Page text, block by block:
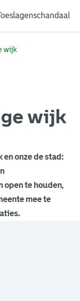
wijk
wijk
onze de stad:
open te houden,
mee te